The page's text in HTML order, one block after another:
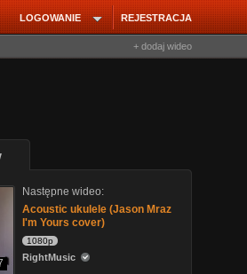
REJESTRACJA
LOGOWANIE
+ dodaj wideo
Następne wideo:
Acoustic ukulele (Jason Mraz
I'm Yours cover)
1080p
RightMusic